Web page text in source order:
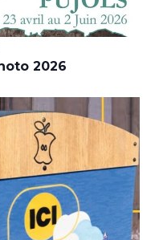
2026